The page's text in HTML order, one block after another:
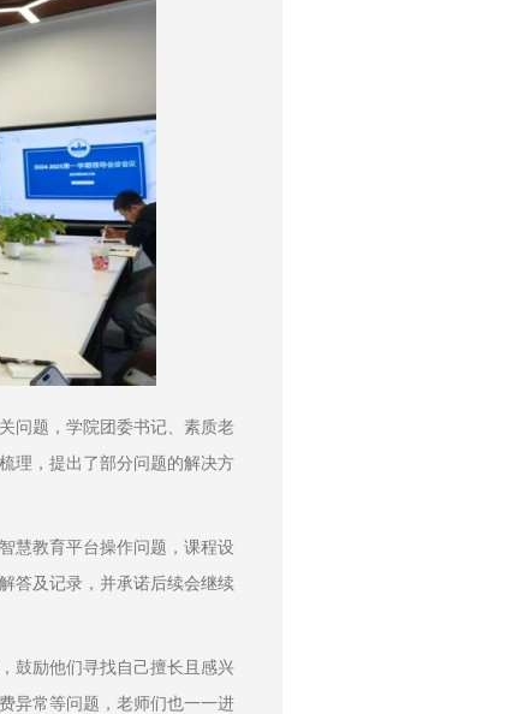
问题，学院团委书记、素质老
理，提出了部分问题的解决方
慧教育平台操作问题，课程设
答及记录，并承诺后续会继续
鼓励他们寻找自己擅长且感兴
异常等问题，老师们也一一进